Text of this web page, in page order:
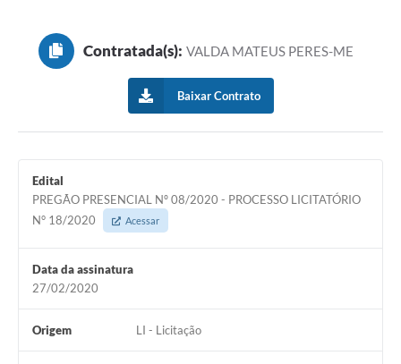
Contratada(s): VALDA MATEUS PERES-ME
Baixar Contrato
Edital
PREGÃO PRESENCIAL Nº 08/2020 - PROCESSO LICITATÓRIO
N° 18/2020
Acessar
Data da assinatura
27/02/2020
Origem LI - Licitação